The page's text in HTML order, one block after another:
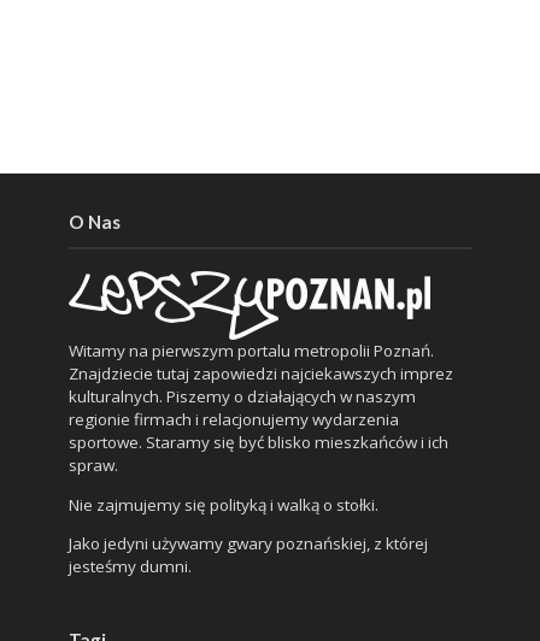
O Nas
Witamy na pierwszym portalu metropolii Poznań.
Znajdziecie tutaj zapowiedzi najciekawszych imprez
kulturalnych. Piszemy o działających w naszym
regionie firmach i relacjonujemy wydarzenia
sportowe. Staramy się być blisko mieszkańców i ich
spraw.
Nie zajmujemy się polityką i walką o stołki.
Jako jedyni używamy gwary poznańskiej, z której
jesteśmy dumni.